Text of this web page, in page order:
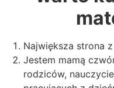
Największa strona
Jestem mamą
rodziców,